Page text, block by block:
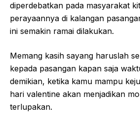
diperdebatkan pada masyarakat
perayaannya di kalangan
ini semakin ramai dilakukan.
Memang kasih sayang haruslah
kepada pasangan kapan saja
demikian, ketika kamu mampu
hari valentine akan menjadikan
terlupakan.